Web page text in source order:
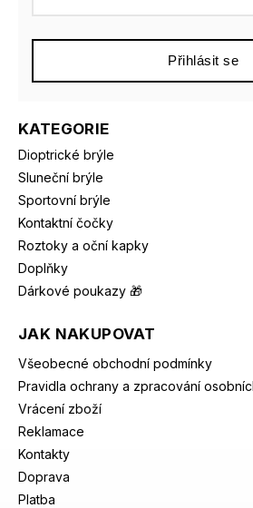
KATEGORIE
Dioptrické brýle
Sluneční brýle
Sportovní brýle
Kontaktní čočky
Roztoky a oční kapky
Doplňky
Dárkové poukazy 🎁
JAK NAKUPOVAT
Všeobecné obchodní podmínky
Pravidla ochrany a zpracování
Vrácení zboží
Reklamace
Kontakty
Doprava
Platba
Přihlásit se